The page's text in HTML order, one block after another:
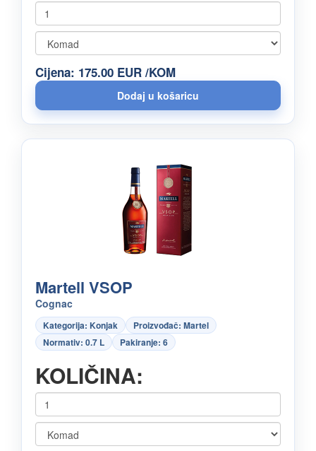
Cijena: 175.00 EUR /KOM
Martell VSOP
Cognac
Kategorija: Konjak
Proizvođač: Martel
Normativ: 0.7 L
Pakiranje: 6
KOLIČINA: